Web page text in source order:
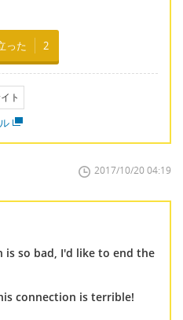
った 2
ト
2017/10/20 04:19
is so bad, I'd like to end the
connection is terrible!